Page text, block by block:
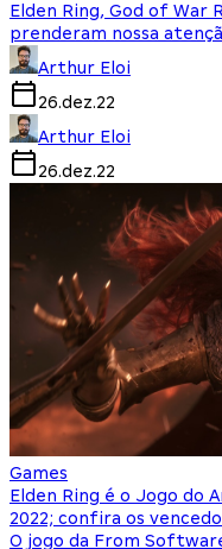
Elden Ring, God of War
prenderam nossa
Arthur Eloi
26.dez.22
Arthur Eloi
26.dez.22
Games
Elden Ring é o Jogo do
2022; confira os
O jogo da From